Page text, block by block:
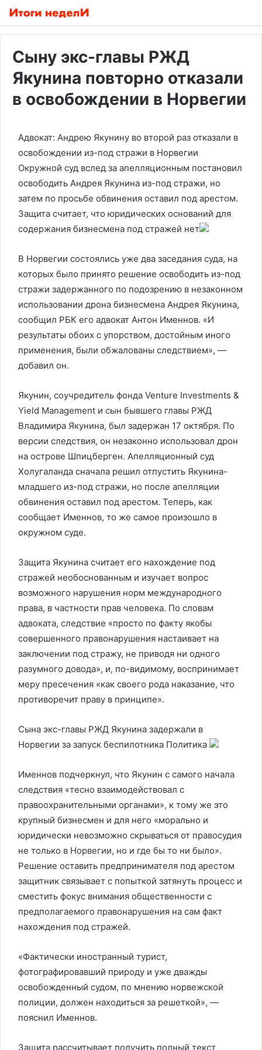
Сыну экс-главы РЖД
Якунина повторно отказали
в освобождении в Норвегии
Адвокат: Андрею Якунину во второй раз отказали в
освобождении из-под стражи в Норвегии
Окружной суд вслед за апелляционным постановил
освободить Андрея Якунина из-под стражи, но
затем по просьбе обвинения оставил под арестом.
Защита считает, что юридических оснований для
содержания бизнесмена под стражей нет
В Норвегии состоялись уже два заседания суда, на
которых было принято решение освободить из-под
стражи задержанного по подозрению в незаконном
использовании дрона бизнесмена Андрея Якунина,
сообщил РБК его адвокат Антон Именнов. «И
результаты обоих с упорством, достойным иного
применения, были обжалованы следствием», —
добавил он.
Якунин, соучредитель фонда Venture Investments &
Yield Management и сын бывшего главы РЖД
Владимира Якунина, был задержан 17 октября. По
версии следствия, он незаконно использовал дрон
на острове Шпицберген. Апелляционный суд
Холугаланда сначала решил отпустить Якунина-
младшего из-под стражи, но после апелляции
обвинения оставил под арестом. Теперь, как
сообщает Именнов, то же самое произошло в
окружном суде.
Защита Якунина считает его нахождение под
стражей необоснованным и изучает вопрос
возможного нарушения норм международного
права, в частности прав человека. По словам
адвоката, следствие «просто по факту якобы
совершенного правонарушения настаивает на
заключении под стражу, не приводя ни одного
разумного довода», и, по-видимому, воспринимает
меру пресечения «как своего рода наказание, что
противоречит праву в принципе».
Сына экс-главы РЖД Якунина задержали в
Норвегии за запуск беспилотника Политика
Именнов подчеркнул, что Якунин с самого начала
следствия «тесно взаимодействовал с
правоохранительными органами», к тому же это
крупный бизнесмен и для него «морально и
юридически невозможно скрываться от правосудия
не только в Норвегии, но и где бы то ни было».
Решение оставить предпринимателя под арестом
защитник связывает с попыткой затянуть процесс и
сместить фокус внимания общественности с
предполагаемого правонарушения на сам факт
нахождения под стражей.
«Фактически иностранный турист,
фотографировавший природу и уже дважды
освобожденный судом, по мнению норвежской
полиции, должен находиться за решеткой», —
пояснил Именнов.
Защита рассчитывает получить полный текст